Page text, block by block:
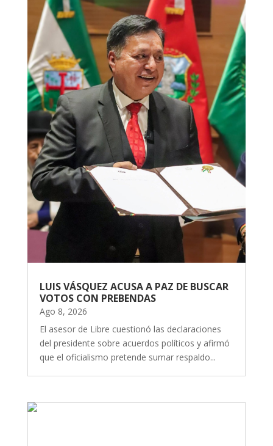
LUIS VÁSQUEZ ACUSA A PAZ DE BUSCAR
VOTOS CON PREBENDAS
Ago 8, 2026
El asesor de Libre cuestionó las declaraciones
del presidente sobre acuerdos políticos y afirmó
que el oficialismo pretende sumar respaldo...